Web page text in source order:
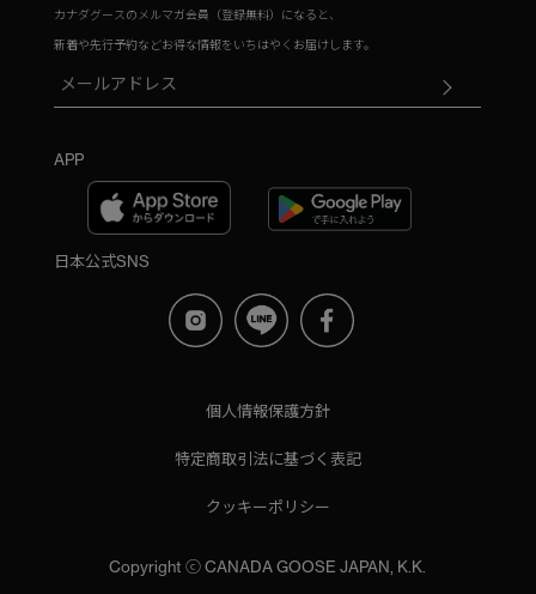
カナダグースのメルマガ会員（登録無料）になると、
新着や先行予約などお得な情報をいちはやくお届けします。
APP
日本公式SNS
個人情報保護方針
特定商取引法に基づく表記
クッキーポリシー
Copyright ⓒ CANADA GOOSE JAPAN, K.K.